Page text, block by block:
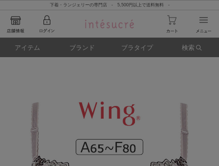
下着・ランジェリーの専門店 - 5,500円以上で送料無料 -
アイテム ブランド ブラタイプ 検索